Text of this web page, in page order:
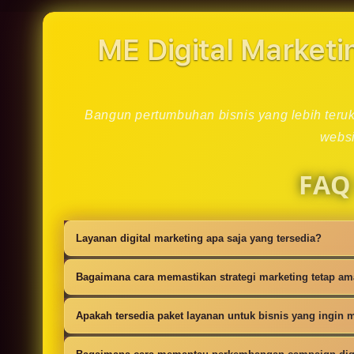
in
modal
ME Digital
Bangun pertumbuhan bisnis yang lebih
Layanan digital marketing apa saja yang tersedia?
Kami menyediakan strategi SEO, iklan
campaign.
Bagaimana cara memastikan strategi marketing tetap
Setiap campaign disusun dengan riset
Apakah tersedia paket layanan untuk bisnis yang ingin
Ya, tersedia paket dasar sampai lanjutan